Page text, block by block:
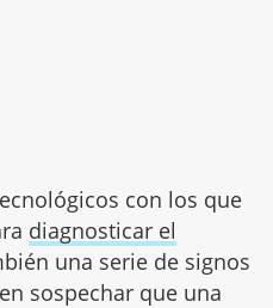
con los que
diagnosticar el
una serie de signos
sospechar que una